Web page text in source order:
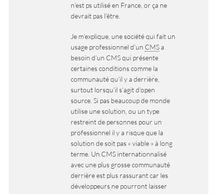
n’est ps utilisé en France, or ça ne
devrait pas l’être.
Je m’explique, une société qui fait un
usage professionnel d’un CMSa
besoin d’un CMS qui présente
certaines conditions comme la
communauté qu’il y a derrière,
surtout lorsqu’il s’agit d’open
source. Si pas beaucoup de monde
utilise une solution, ou un type
restreint de personnes pour un
professionnel il y a risque que la
solution de soit pas « viable » à long
terme. Un CMS internationnalisé
avec une plus grosse communauté
derrière est plus rassurant car les
développeurs ne pourront laisser